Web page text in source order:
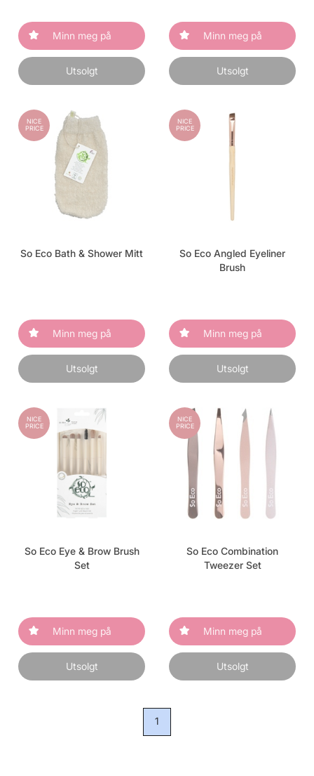
Minn meg på
Utsolgt
Minn meg på
Utsolgt
NICE
PRICE
So Eco Bath & Shower Mitt
Minn meg på
Utsolgt
NICE
PRICE
So Eco Angled Eyeliner
Brush
Minn meg på
Utsolgt
NICE
PRICE
So Eco Eye & Brow Brush
Set
Minn meg på
Utsolgt
NICE
PRICE
So Eco Combination
Tweezer Set
Minn meg på
Utsolgt
1